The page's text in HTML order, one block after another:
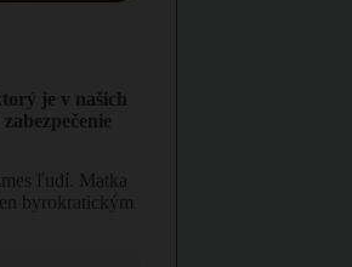
je v našich
ľudí. Matka
byrokratickým